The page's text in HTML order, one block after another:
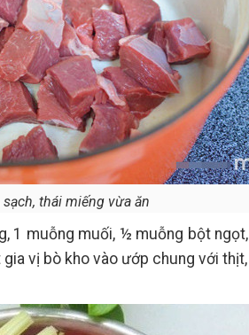
thái miếng vừa ăn
1 muỗng muối, ½ muỗng bột
vị bò kho vào ướp chung với